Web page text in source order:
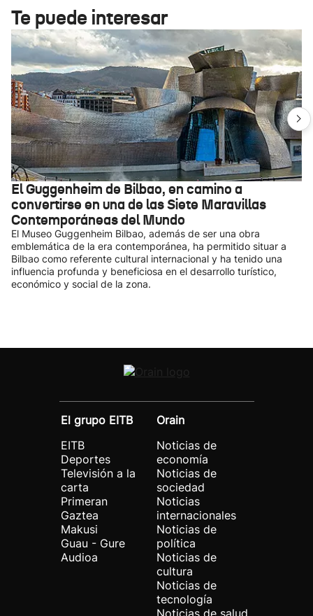
Te puede interesar
El Guggenheim de Bilbao, en camino a
convertirse en una de las Siete Maravillas
Contemporáneas del Mundo
El Museo Guggenheim Bilbao, además de ser una obra
emblemática de la era contemporánea, ha permitido situar a
Bilbao como referente cultural internacional y ha tenido una
influencia profunda y beneficiosa en el desarrollo turístico,
económico y social de la zona.
El grupo EITB
EITB
Deportes
Televisión a la
carta
Primeran
Gaztea
Makusi
Guau - Gure
Audioa
Orain
Noticias de
economía
Noticias de
sociedad
Noticias
internacionales
Noticias de
política
Noticias de
cultura
Noticias de
tecnología
Noticias de salud